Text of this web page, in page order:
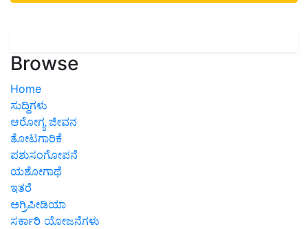
Browse
Home
ಸುದ್ದಿಗಳು
ಆರೋಗ್ಯ ಜೀವನ
ತೋಟಗಾರಿಕೆ
ಪಶುಸಂಗೋಪನೆ
ಯಶೋಗಾಥೆ
ಇತರೆ
ಅಗ್ರಿಪೀಡಿಯಾ
ಸರ್ಕಾರಿ ಯೋಜನೆಗಳು